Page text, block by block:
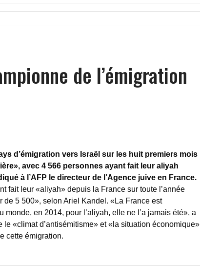
de l’émigration
d’émigration vers Israël sur les huit premiers mois
avec 4 566 personnes ayant fait leur aliyah
à l’AFP le directeur de l’Agence juive en France.
fait leur «aliyah» depuis la France sur toute l’année
de 5 500», selon Ariel Kandel. «La France est
monde, en 2014, pour l’aliyah, elle ne l’a jamais été», a
«climat d’antisémitisme» et «la situation économique»
cette émigration.